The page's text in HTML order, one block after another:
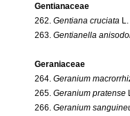
Gentianaceae
262. Gentiana cruciata L.
263. Gentianella
Geraniaceae
264. Geranium
265. Geranium pratense
266. Geranium